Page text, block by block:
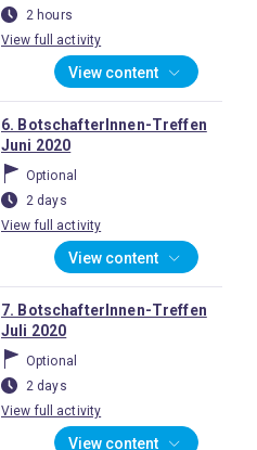
2 hours
View full activity
View content
6. BotschafterInnen-Treffen
Juni 2020
Optional
2 days
View full activity
View content
7. BotschafterInnen-Treffen
Juli 2020
Optional
2 days
View full activity
View content